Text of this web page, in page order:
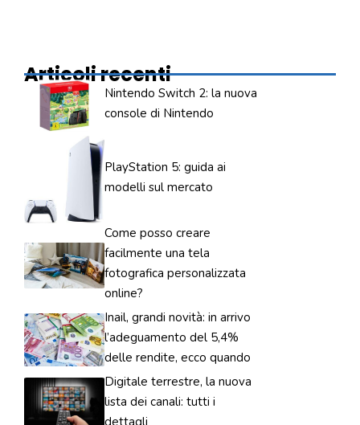
Articoli recenti
Nintendo Switch 2: la nuova
console di Nintendo
PlayStation 5: guida ai
modelli sul mercato
Come posso creare
facilmente una tela
fotografica personalizzata
online?
Inail, grandi novità: in arrivo
l’adeguamento del 5,4%
delle rendite, ecco quando
Digitale terrestre, la nuova
lista dei canali: tutti i